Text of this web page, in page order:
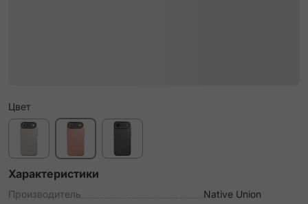
Цвет
Характеристики
Производитель
Native Union